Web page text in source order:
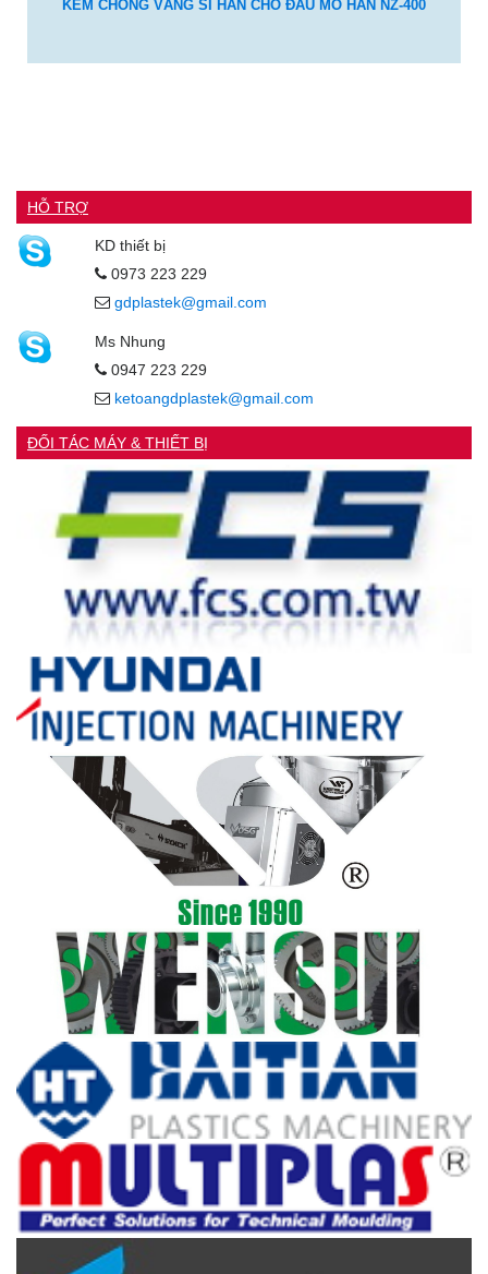
KEM CHỐNG VĂNG SỈ HÀN CHO ĐẦU MỎ HÀN NZ-400
HỖ TRỢ
KD thiết bị
0973 223 229
gdplastek@gmail.com
Ms Nhung
0947 223 229
ketoangdplastek@gmail.com
ĐỐI TÁC MÁY & THIẾT BỊ